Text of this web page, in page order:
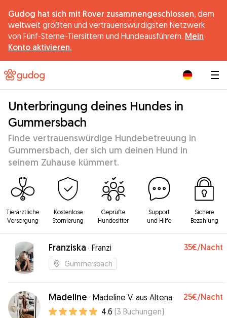
Gudog hat sich mit Rover zusammengeschlossen, dem
weltweit größten und vertrauenswürdigsten Netzwerk
von Fünf-Sterne-Tiersittern und Hundeausführern. Mein
Konto aktivieren.
Unterbringung deines Hundes in
Gummersbach
Finde vertrauenswürdige Hundebetreuung in
Gummersbach, der sich um deinen Hund in
seinem Zuhause kümmert.
Tierärztliche
Versorgung
Kostenlose
Stornierung
Geprüfte
Hundesitter
Support
und Hilfe
Sichere
Bezahlung
Franziska · Franzi 35€/Nacht
Gummersbach
Madeline · Madeline V. aus Altena 25€/Nacht
4.6 (3 Buchungen)